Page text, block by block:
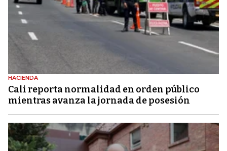
HACIENDA
Cali reporta normalidad en orden público
mientras avanza la jornada de posesión